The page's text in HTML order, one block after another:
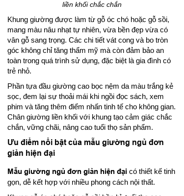
liền khối chắc chắn
Khung giường được làm từ gỗ óc chó hoặc gỗ sồi,
mang màu nâu nhạt tự nhiên, vừa bền đẹp vừa có
vân gỗ sang trọng. Các chi tiết vát cong và bo tròn
góc không chỉ tăng thẩm mỹ mà còn đảm bảo an
toàn trong quá trình sử dụng, đặc biệt là gia đình có
trẻ nhỏ.
Phần tựa đầu giường cao bọc nệm da màu trắng kẻ
sọc, đem lại sự thoải mái khi ngồi đọc sách, xem
phim và tăng thêm điểm nhấn tinh tế cho không gian.
Chân giường liền khối với khung tạo cảm giác chắc
chắn, vững chãi, nâng cao tuổi thọ sản phẩm.
Ưu điểm nổi bật của mẫu giường ngủ đơn
giản hiện đại
Mẫu giường ngủ đơn giản hiện đại có thiết kế tinh
gọn, dễ kết hợp với nhiều phong cách nội thất.